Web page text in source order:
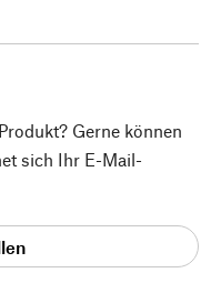
Gerne können
sich Ihr E-Mail-